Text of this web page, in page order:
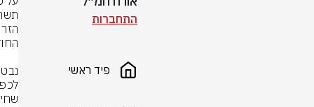
התחברות
פיד ראשי